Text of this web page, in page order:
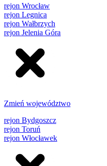
rejon Wrocław
rejon Legnica
rejon Wałbrzych
rejon Jelenia Góra
Zmień województwo
rejon Bydgoszcz
rejon Toruń
rejon Włocławek